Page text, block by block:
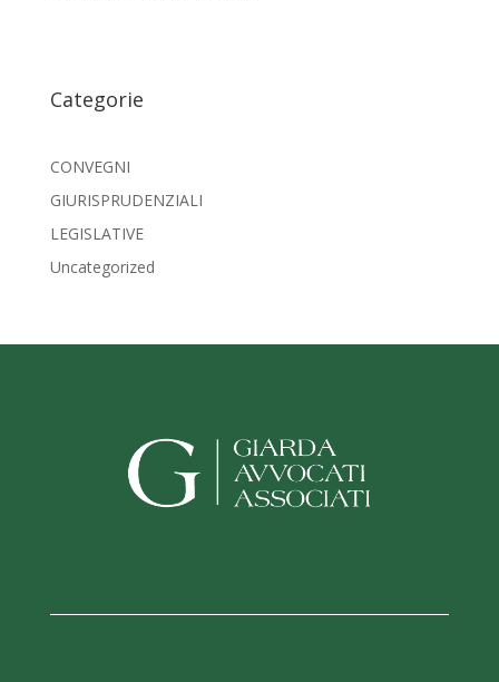
Categorie
CONVEGNI
GIURISPRUDENZIALI
LEGISLATIVE
Uncategorized